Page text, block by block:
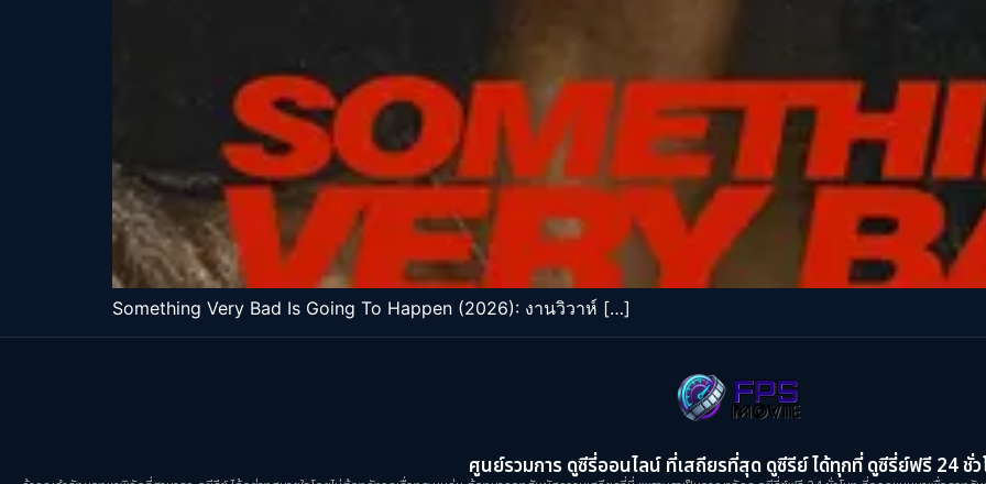
Something Very Bad Is Going To Happen (2026): งานวิวาห์ […]
ศูนย์รวมการ ดูซีรี่ออนไลน์ ที่เสถียรที่สุด ดูซีรีย์ ได้ทุกที่ ดูซีรี่ย์ฟรี 24 ชั่ว